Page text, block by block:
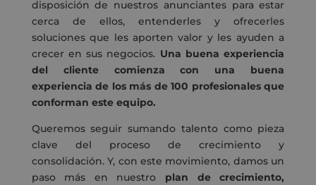
disposición de nuestros anunciantes para estar
cerca de ellos, entenderles y ofrecerles
soluciones que les aporten valor y les ayuden a
crecer en sus negocios. Una buena experiencia
del cliente comienza con una buena
experiencia de los más de 100 profesionales que
conforman este equipo.
Queremos seguir sumando talento como pieza
clave del proceso de crecimiento y
consolidación. Y, con este movimiento, damos un
paso más en nuestro plan de crecimiento,